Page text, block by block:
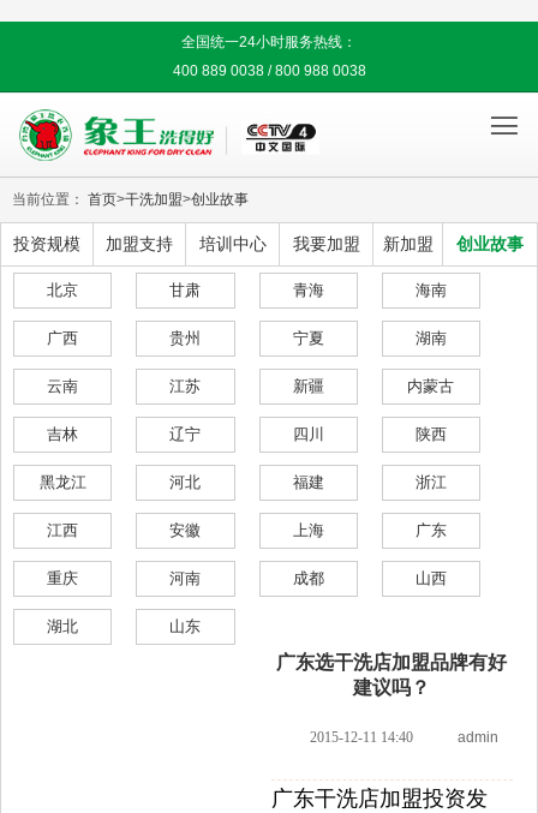
全国统一24小时服务热线：
400 889 0038 / 800 988 0038

当前位置： 首页>干洗加盟>创业故事
投资规模 加盟支持 培训中心 我要加盟 新加盟 创业故事
北京 甘肃 青海 海南
广西 贵州 宁夏 湖南
云南 江苏 新疆 内蒙古
吉林 辽宁 四川 陕西
黑龙江 河北 福建 浙江
江西 安徽 上海 广东
重庆 河南 成都 山西
湖北 山东
广东选干洗店加盟品牌有好
建议吗？
2015-12-11 14:40 admin
广东干洗店加盟投资发